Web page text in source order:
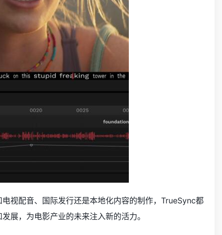
视配音、国际发行还是本地化内容的制作，TrueSync都
展，为电影产业的未来注入新的活力。